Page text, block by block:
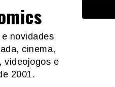
novidades
cinema,
videojogos e
2001.